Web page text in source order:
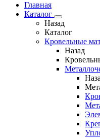
Главная
Каталог
Назад
Каталог
Кровельные
Назад